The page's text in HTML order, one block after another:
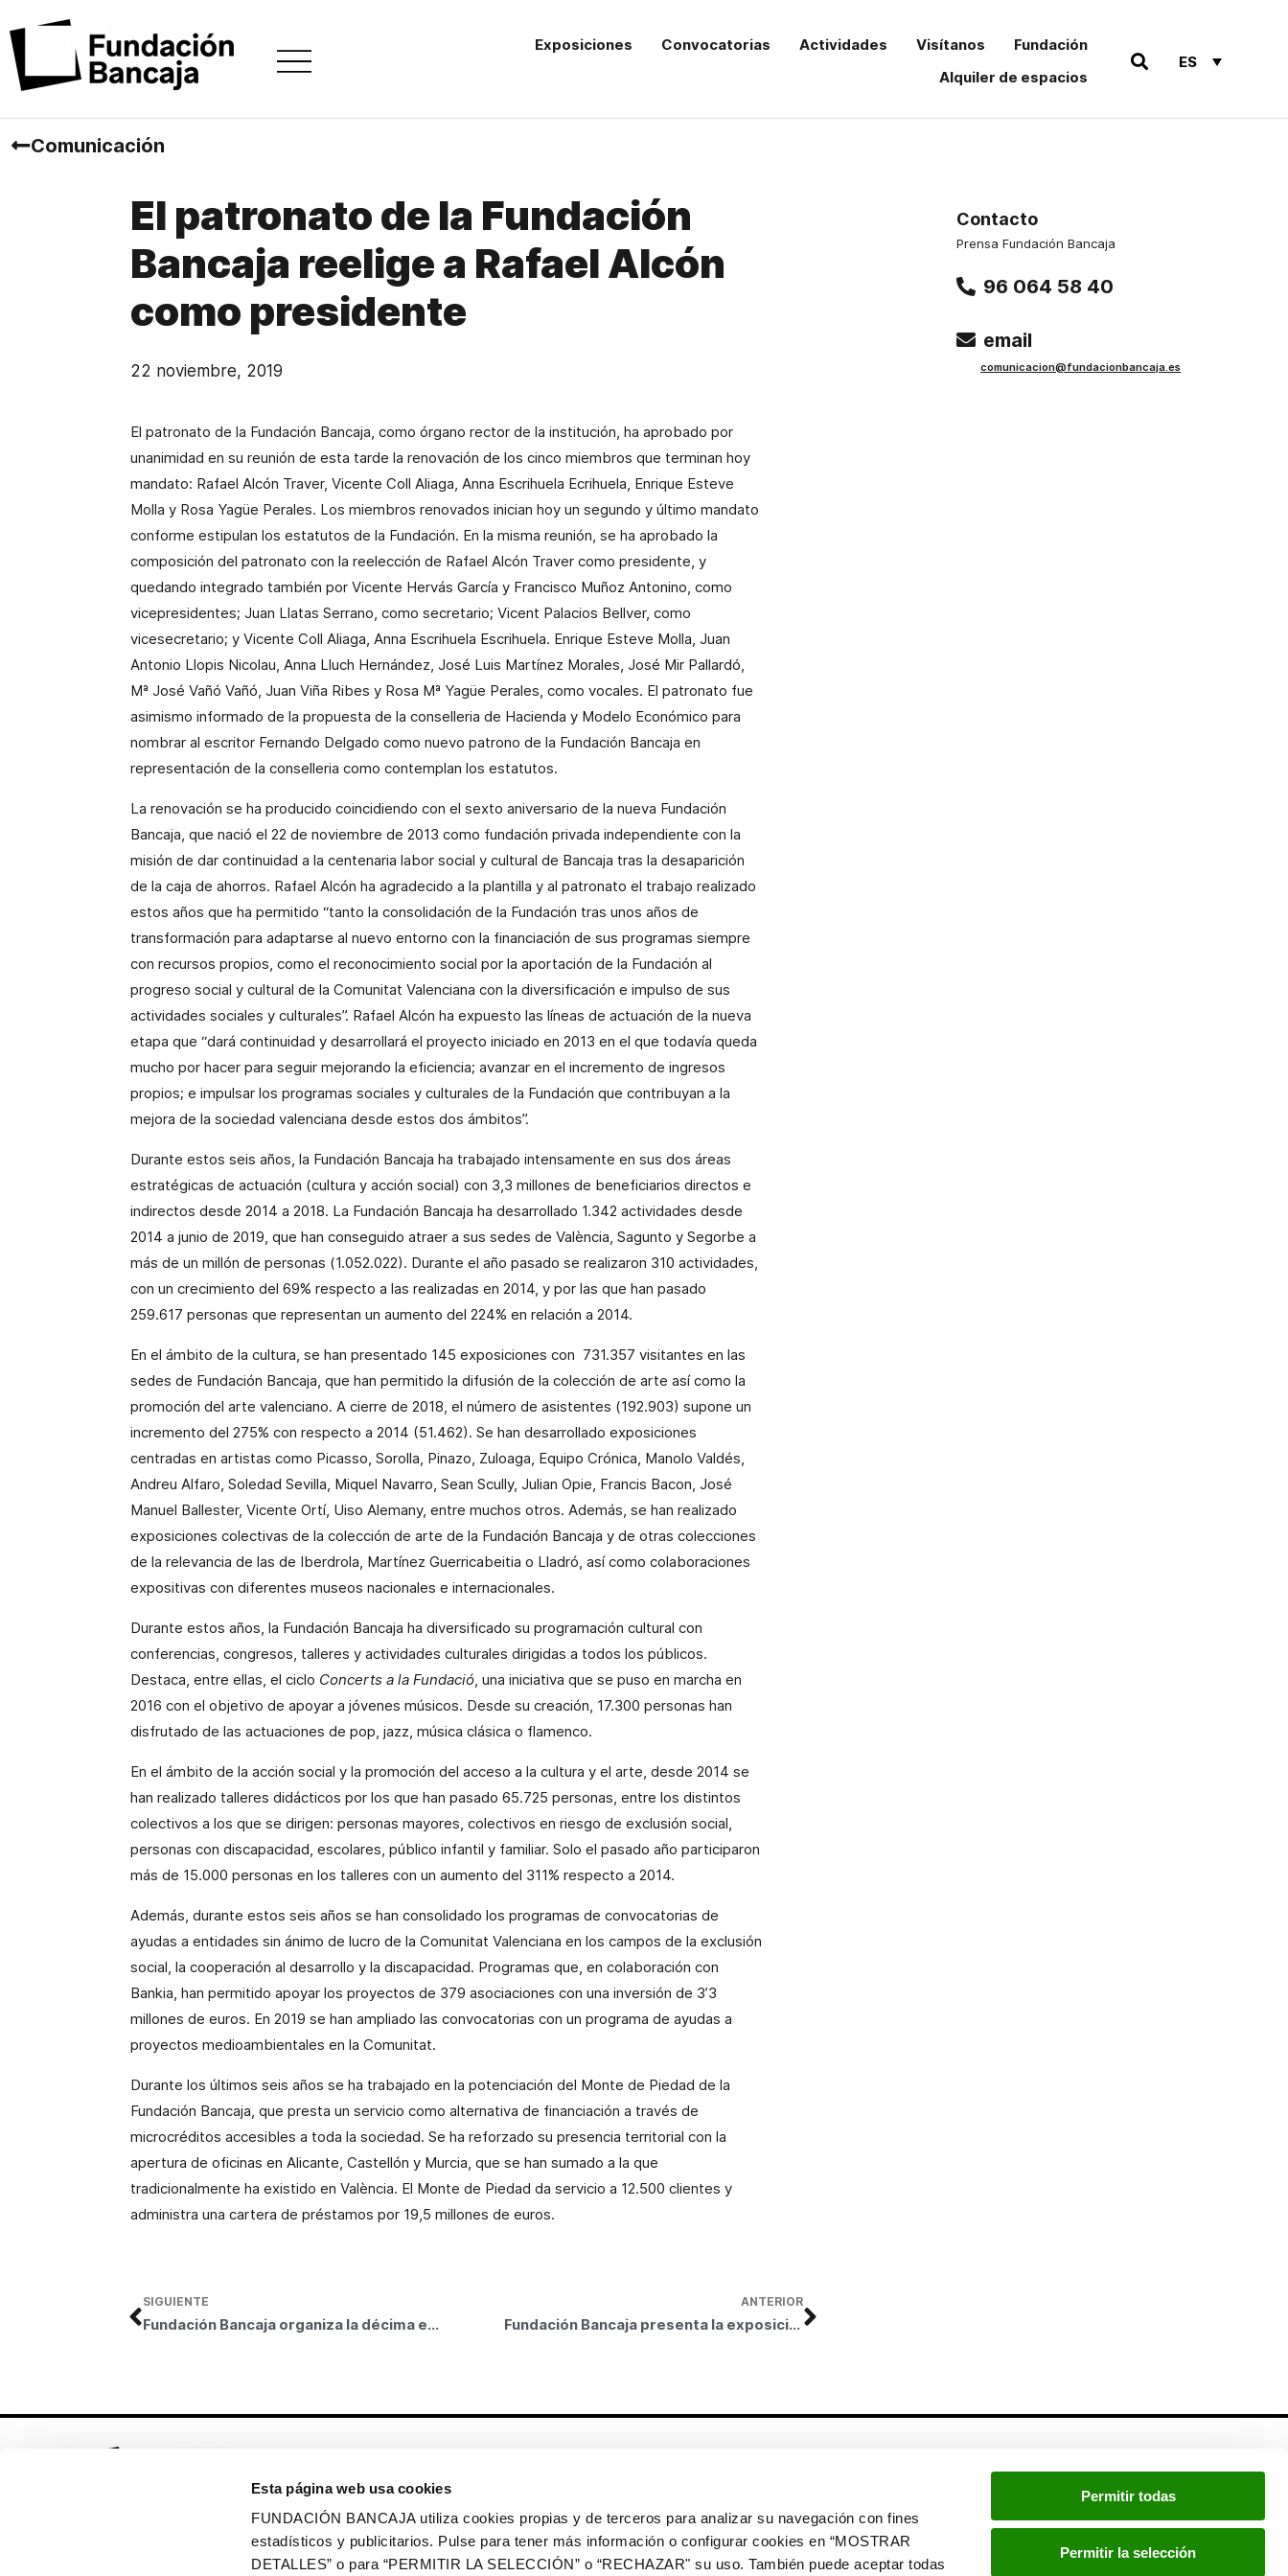
Esta página web usa cookies
FUNDACIÓN BANCAJA utiliza cookies propias y de terceros para analizar su navegación con fines
estadísticos y publicitarios. Pulse para tener más información o configurar cookies en “MOSTRAR
DETALLES” o para “PERMITIR LA SELECCIÓN” o “RECHAZAR" su uso. También puede aceptar todas
Permitir todas
Permitir la selección
Exposiciones Convocatorias Actividades Visítanos
Fundación
Alquiler de espacios
ES
Comunicación
El patronato de la Fundación
Bancaja reelige a Rafael Alcón
como presidente
22 noviembre, 2019
El patronato de la Fundación Bancaja, como órgano rector de la institución, ha aprobado por
unanimidad en su reunión de esta tarde la renovación de los cinco miembros que terminan hoy
mandato: Rafael Alcón Traver, Vicente Coll Aliaga, Anna Escrihuela Ecrihuela, Enrique Esteve
Molla y Rosa Yagüe Perales. Los miembros renovados inician hoy un segundo y último mandato
conforme estipulan los estatutos de la Fundación. En la misma reunión, se ha aprobado la
composición del patronato con la reelección de Rafael Alcón Traver como presidente, y
quedando integrado también por Vicente Hervás García y Francisco Muñoz Antonino, como
vicepresidentes; Juan Llatas Serrano, como secretario; Vicent Palacios Bellver, como
vicesecretario; y Vicente Coll Aliaga, Anna Escrihuela Escrihuela. Enrique Esteve Molla, Juan
Antonio Llopis Nicolau, Anna Lluch Hernández, José Luis Martínez Morales, José Mir Pallardó,
Mª José Vañó Vañó, Juan Viña Ribes y Rosa Mª Yagüe Perales, como vocales. El patronato fue
asimismo informado de la propuesta de la conselleria de Hacienda y Modelo Económico para
nombrar al escritor Fernando Delgado como nuevo patrono de la Fundación Bancaja en
representación de la conselleria como contemplan los estatutos.
La renovación se ha producido coincidiendo con el sexto aniversario de la nueva Fundación
Bancaja, que nació el 22 de noviembre de 2013 como fundación privada independiente con la
misión de dar continuidad a la centenaria labor social y cultural de Bancaja tras la desaparición
de la caja de ahorros. Rafael Alcón ha agradecido a la plantilla y al patronato el trabajo realizado
estos años que ha permitido “tanto la consolidación de la Fundación tras unos años de
transformación para adaptarse al nuevo entorno con la financiación de sus programas siempre
con recursos propios, como el reconocimiento social por la aportación de la Fundación al
progreso social y cultural de la Comunitat Valenciana con la diversificación e impulso de sus
actividades sociales y culturales”. Rafael Alcón ha expuesto las líneas de actuación de la nueva
etapa que “dará continuidad y desarrollará el proyecto iniciado en 2013 en el que todavía queda
mucho por hacer para seguir mejorando la eficiencia; avanzar en el incremento de ingresos
propios; e impulsar los programas sociales y culturales de la Fundación que contribuyan a la
mejora de la sociedad valenciana desde estos dos ámbitos”.
Durante estos seis años, la Fundación Bancaja ha trabajado intensamente en sus dos áreas
estratégicas de actuación (cultura y acción social) con 3,3 millones de beneficiarios directos e
indirectos desde 2014 a 2018. La Fundación Bancaja ha desarrollado 1.342 actividades desde
2014 a junio de 2019, que han conseguido atraer a sus sedes de València, Sagunto y Segorbe a
más de un millón de personas (1.052.022). Durante el año pasado se realizaron 310 actividades,
con un crecimiento del 69% respecto a las realizadas en 2014, y por las que han pasado
259.617 personas que representan un aumento del 224% en relación a 2014.
En el ámbito de la cultura, se han presentado 145 exposiciones con 731.357 visitantes en las
sedes de Fundación Bancaja, que han permitido la difusión de la colección de arte así como la
promoción del arte valenciano. A cierre de 2018, el número de asistentes (192.903) supone un
incremento del 275% con respecto a 2014 (51.462). Se han desarrollado exposiciones
centradas en artistas como Picasso, Sorolla, Pinazo, Zuloaga, Equipo Crónica, Manolo Valdés,
Andreu Alfaro, Soledad Sevilla, Miquel Navarro, Sean Scully, Julian Opie, Francis Bacon, José
Manuel Ballester, Vicente Ortí, Uiso Alemany, entre muchos otros. Además, se han realizado
exposiciones colectivas de la colección de arte de la Fundación Bancaja y de otras colecciones
de la relevancia de las de Iberdrola, Martínez Guerricabeitia o Lladró, así como colaboraciones
expositivas con diferentes museos nacionales e internacionales.
Durante estos años, la Fundación Bancaja ha diversificado su programación cultural con
conferencias, congresos, talleres y actividades culturales dirigidas a todos los públicos.
Destaca, entre ellas, el ciclo Concerts a la Fundació, una iniciativa que se puso en marcha en
2016 con el objetivo de apoyar a jóvenes músicos. Desde su creación, 17.300 personas han
disfrutado de las actuaciones de pop, jazz, música clásica o flamenco.
En el ámbito de la acción social y la promoción del acceso a la cultura y el arte, desde 2014 se
han realizado talleres didácticos por los que han pasado 65.725 personas, entre los distintos
colectivos a los que se dirigen: personas mayores, colectivos en riesgo de exclusión social,
personas con discapacidad, escolares, público infantil y familiar. Solo el pasado año participaron
más de 15.000 personas en los talleres con un aumento del 311% respecto a 2014.
Además, durante estos seis años se han consolidado los programas de convocatorias de
ayudas a entidades sin ánimo de lucro de la Comunitat Valenciana en los campos de la exclusión
social, la cooperación al desarrollo y la discapacidad. Programas que, en colaboración con
Bankia, han permitido apoyar los proyectos de 379 asociaciones con una inversión de 3’3
millones de euros. En 2019 se han ampliado las convocatorias con un programa de ayudas a
proyectos medioambientales en la Comunitat.
Durante los últimos seis años se ha trabajado en la potenciación del Monte de Piedad de la
Fundación Bancaja, que presta un servicio como alternativa de financiación a través de
microcréditos accesibles a toda la sociedad. Se ha reforzado su presencia territorial con la
apertura de oficinas en Alicante, Castellón y Murcia, que se han sumado a la que
tradicionalmente ha existido en València. El Monte de Piedad da servicio a 12.500 clientes y
administra una cartera de préstamos por 19,5 millones de euros.
ANTERIOR
Fundación Bancaja presenta la exposición Picasso. Modelos del deseo
SIGUIENTE
Fundación Bancaja organiza la décima edición de la Semana D-Capacidad para promover la integración de las personas con discapacidad a través del arte
Contacto
Prensa Fundación Bancaja
96 064 58 40
email
comunicacion@fundacionbancaja.es
Colección de arte
Solicitud de imágenes de la
colección de arte
Si quieres estar a la última, inscríbete a nuestra
newsletter: